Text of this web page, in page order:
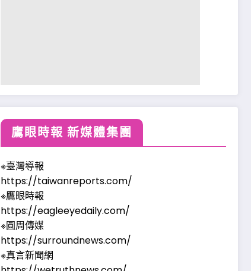
鷹眼時報 新媒體集團
※臺灣導報
https://taiwanreports.com/
※鷹眼時報
https://eagleeyedaily.com/
※圓周傳媒
https://surroundnews.com/
※真言新聞網